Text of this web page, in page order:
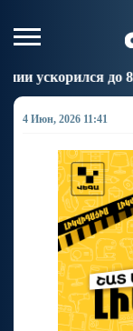
ЕАБР 16:39
4 Июн, 2026 11:41